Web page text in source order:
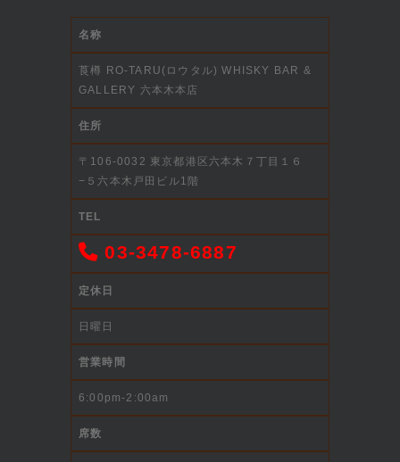
名称
莨樽 RO-TARU(ロウタル) WHISKY BAR &
GALLERY 六本木本店
住所
〒106-0032 東京都港区六本木７丁目１６
−５六本木戸田ビル1階
TEL
03-3478-6887
定休日
日曜日
営業時間
6:00pm-2:00am
席数